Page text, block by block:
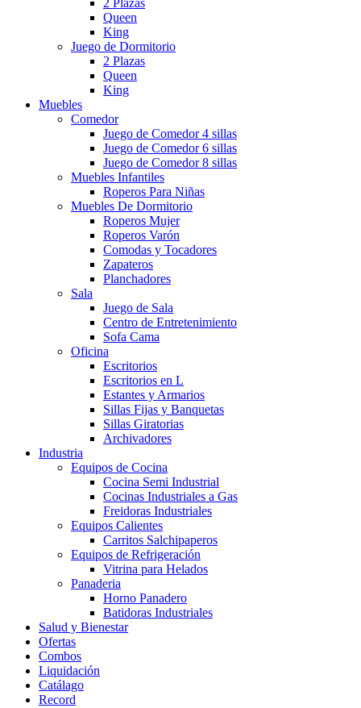
2 Plazas
Queen
King
Juego de Dormitorio
2 Plazas
Queen
King
Muebles
Comedor
Juego de Comedor 4 sillas
Juego de Comedor 6 sillas
Juego de Comedor 8 sillas
Muebles Infantiles
Roperos Para Niñas
Muebles De Dormitorio
Roperos Mujer
Roperos Varón
Comodas y Tocadores
Zapateros
Planchadores
Sala
Juego de Sala
Centro de Entretenimiento
Sofa Cama
Oficina
Escritorios
Escritorios en L
Estantes y Armarios
Sillas Fijas y Banquetas
Sillas Giratorias
Archivadores
Industria
Equipos de Cocina
Cocina Semi Industrial
Cocinas Industriales a Gas
Freidoras Industriales
Equipos Calientes
Carritos Salchipaperos
Equipos de Refrigeración
Vitrina para Helados
Panaderia
Horno Panadero
Batidoras Industriales
Salud y Bienestar
Ofertas
Combos
Liquidación
Catálago
Record